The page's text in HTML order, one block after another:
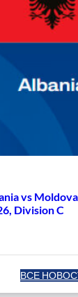
vs
Division C
ВСЕ